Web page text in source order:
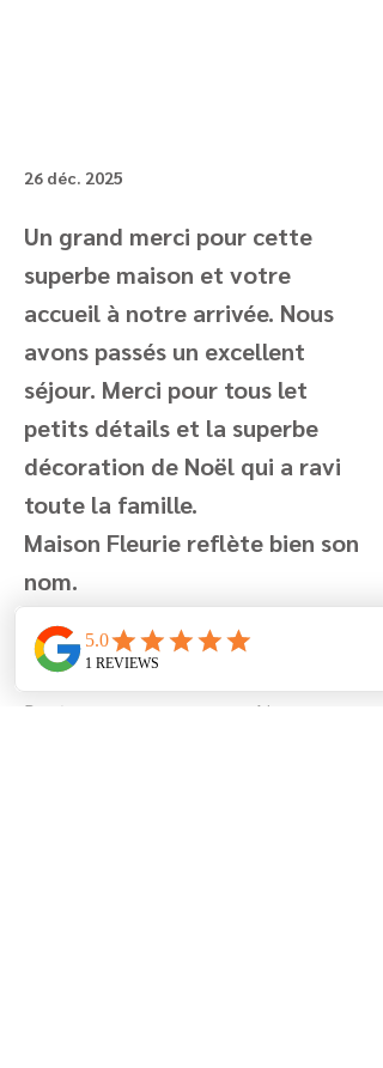
26 déc. 2025
Un grand merci pour cette
superbe maison et votre
accueil à notre arrivée. Nous
avons passés un excellent
séjour. Merci pour tous let
petits détails et la superbe
décoration de Noël qui a ravi
toute la famille.
Maison Fleurie reflète bien son
nom.
Encore merci!
Angelique et famille
Previous Next